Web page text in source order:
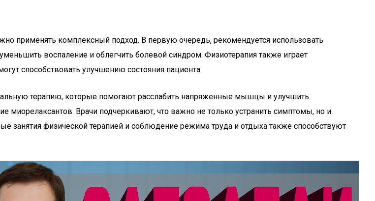
применять комплексный подход. В первую очередь, рекомендуется использовать
воспаление и облегчить болевой синдром. Физиотерапия также играет
способствовать улучшению состояния пациента.
терапию, которые помогают расслабить напряженные мышцы и улучшить
миорелаксантов. Врачи подчеркивают, что важно не только устранить симптомы, но и
занятия физической терапией и соблюдение режима труда и отдыха также способствуют